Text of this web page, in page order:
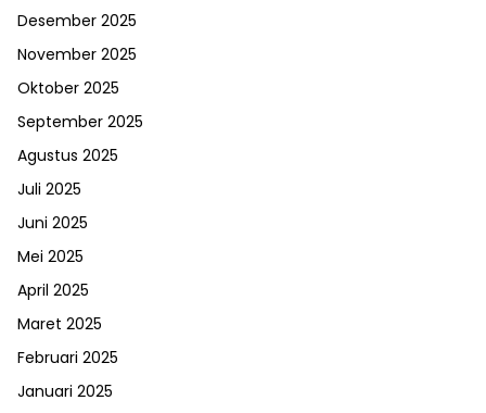
Desember 2025
November 2025
Oktober 2025
September 2025
Agustus 2025
Juli 2025
Juni 2025
Mei 2025
April 2025
Maret 2025
Februari 2025
Januari 2025